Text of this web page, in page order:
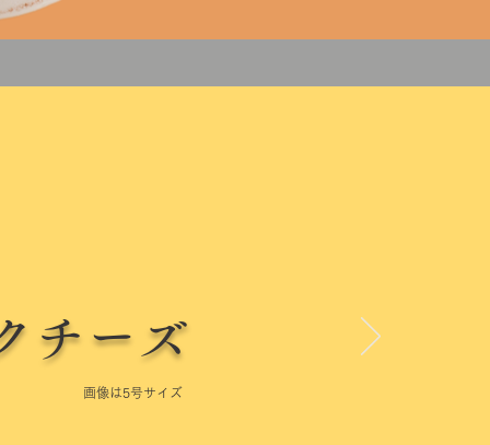
チーズ
画像は5号サイズ